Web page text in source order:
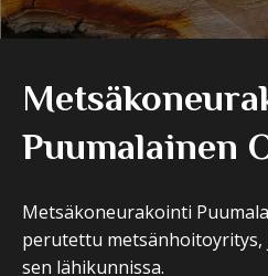
Puumalainen
Metsäkoneurakointi
perutettu metsänhoitoyritys,
sen lähikunnissa.